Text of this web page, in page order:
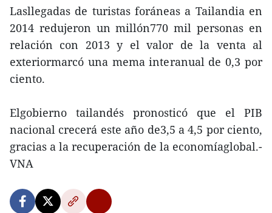
Lasllegadas de turistas foráneas a Tailandia en
2014 redujeron un millón770 mil personas en
relación con 2013 y el valor de la venta al
exteriormarcó una mema interanual de 0,3 por
ciento.
Elgobierno tailandés pronosticó que el PIB
nacional crecerá este año de3,5 a 4,5 por ciento,
gracias a la recuperación de la economíaglobal.-
VNA